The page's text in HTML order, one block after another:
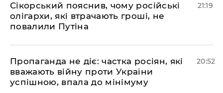
​Сікорський пояснив, чому російські
олігархи, які втрачають гроші, не
повалили Путіна
21:19
​Пропаганда не діє: частка росіян, які
вважають війну проти України
успішною, впала до мінімуму
20:52